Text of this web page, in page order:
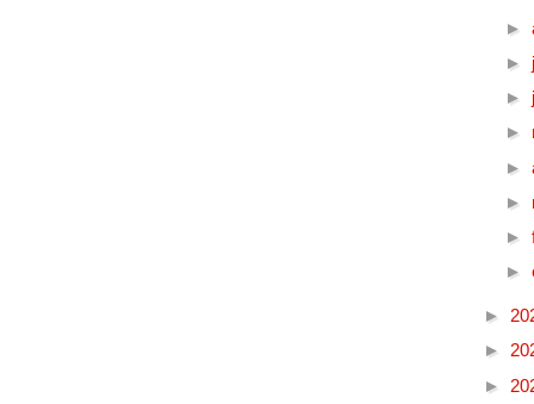
►
►
►
►
►
►
►
►
►
►
►